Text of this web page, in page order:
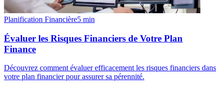
Planification Financière5 min
Évaluer les Risques Financiers de Votre Plan
Finance
Découvrez comment évaluer efficacement les risques financiers dans
votre plan financier pour assurer sa pérennité.